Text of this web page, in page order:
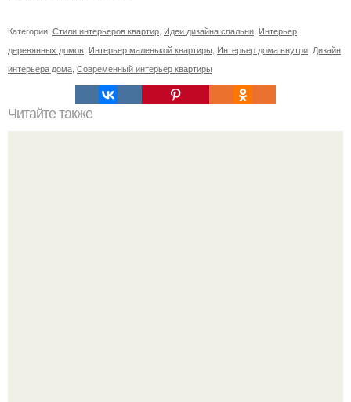
Категории: Стили интерьеров квартир Идеи дизайна спальни Интерьер
деревянных домов Интерьер маленькой квартиры Интерьер дома внутри Дизайн
интерьера дома Современный интерьер квартиры
Читайте также